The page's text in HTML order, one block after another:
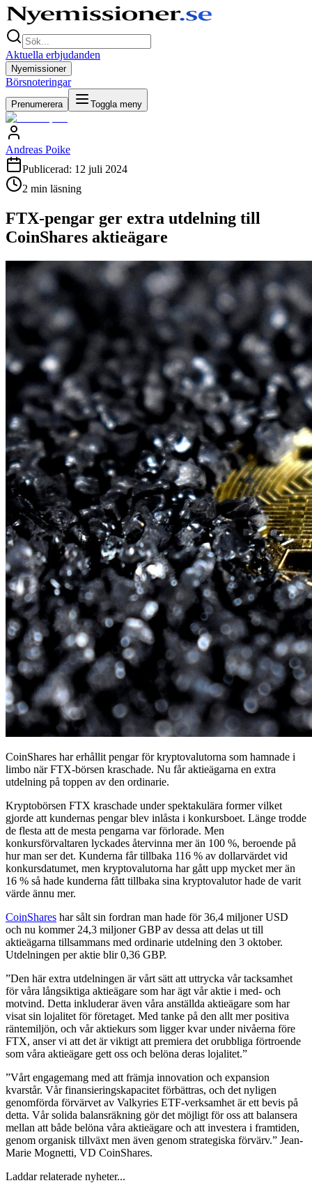
Aktuella erbjudanden
Nyemissioner
Börsnoteringar
Prenumerera Toggla meny
Andreas Poike
Publicerad: 12 juli 2024
2 min läsning
FTX-pengar ger extra utdelning till
CoinShares aktieägare
CoinShares har erhållit pengar för kryptovalutorna som hamnade i
limbo när FTX-börsen kraschade. Nu får aktieägarna en extra
utdelning på toppen av den ordinarie.
Kryptobörsen FTX kraschade under spektakulära former vilket
gjorde att kundernas pengar blev inlåsta i konkursboet. Länge trodde
de flesta att de mesta pengarna var förlorade. Men
konkursförvaltaren lyckades återvinna mer än 100 %, beroende på
hur man ser det. Kunderna får tillbaka 116 % av dollarvärdet vid
konkursdatumet, men kryptovalutorna har gått upp mycket mer än
16 % så hade kunderna fått tillbaka sina kryptovalutor hade de varit
värde ännu mer.
CoinShares har sålt sin fordran man hade för 36,4 miljoner USD
och nu kommer 24,3 miljoner GBP av dessa att delas ut till
aktieägarna tillsammans med ordinarie utdelning den 3 oktober.
Utdelningen per aktie blir 0,36 GBP.
”Den här extra utdelningen är vårt sätt att uttrycka vår tacksamhet
för våra långsiktiga aktieägare som har ägt vår aktie i med- och
motvind. Detta inkluderar även våra anställda aktieägare som har
visat sin lojalitet för företaget. Med tanke på den allt mer positiva
räntemiljön, och vår aktiekurs som ligger kvar under nivåerna före
FTX, anser vi att det är viktigt att premiera det orubbliga förtroende
som våra aktieägare gett oss och belöna deras lojalitet.”
”Vårt engagemang med att främja innovation och expansion
kvarstår. Vår finansieringskapacitet förbättras, och det nyligen
genomförda förvärvet av Valkyries ETF-verksamhet är ett bevis på
detta. Vår solida balansräkning gör det möjligt för oss att balansera
mellan att både belöna våra aktieägare och att investera i framtiden,
genom organisk tillväxt men även genom strategiska förvärv.” Jean-
Marie Mognetti, VD CoinShares.
Laddar relaterade nyheter...